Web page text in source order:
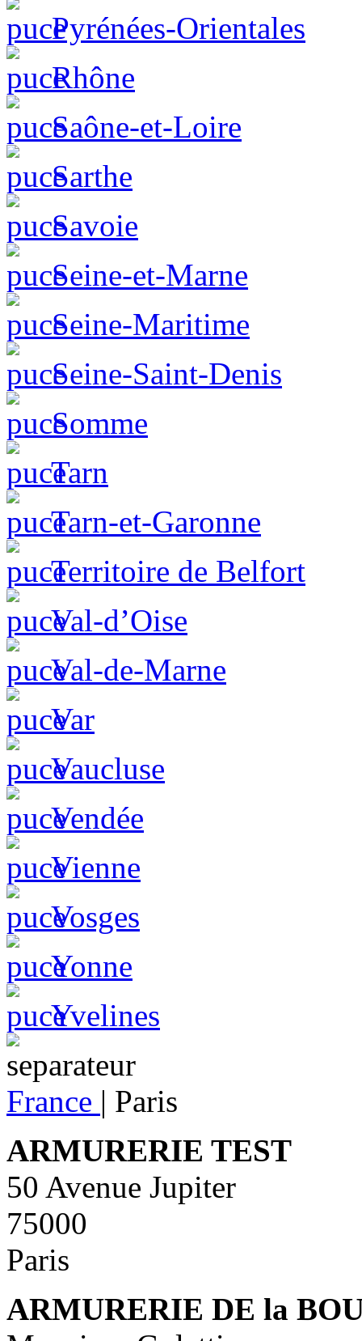
Pyrénées-Orientales
Rhône
Saône-et-Loire
Sarthe
Savoie
Seine-et-Marne
Seine-Maritime
Seine-Saint-Denis
Somme
Tarn
Tarn-et-Garonne
Territoire de Belfort
Val-d’Oise
Val-de-Marne
Var
Vaucluse
Vendée
Vienne
Vosges
Yonne
Yvelines
France | Paris
ARMURERIE TEST
50 Avenue Jupiter
75000
Paris
ARMURERIE DE la